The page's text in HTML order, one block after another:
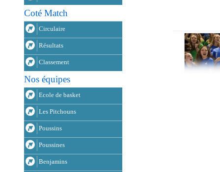
Coté Match
Circulaire
Résultats
Classement
Nos équipes
Ecole de basket
Les Pitchouns
Poussins
Poussines
Benjamins